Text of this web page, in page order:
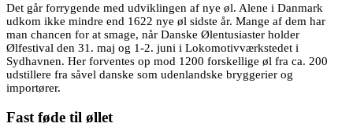
Det går forrygende med udviklingen af nye øl. Alene i Danmark
udkom ikke mindre end 1622 nye øl sidste år. Mange af dem har
man chancen for at smage, når Danske Ølentusiaster holder
Ølfestival den 31. maj og 1-2. juni i Lokomotivværkstedet i
Sydhavnen. Her forventes op mod 1200 forskellige øl fra ca. 200
udstillere fra såvel danske som udenlandske bryggerier og
importører.
Fast føde til øllet